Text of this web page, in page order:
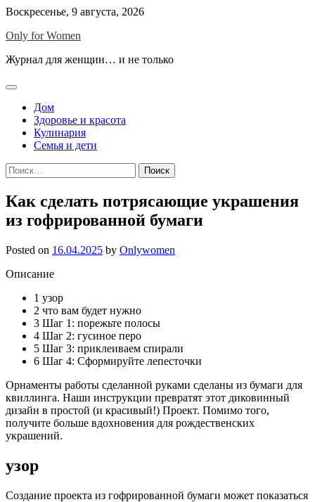
Skip
content
Воскресенье, 9 августа, 2026
Only for Women
Журнал для женщин… и не только
Дом
Здоровье и красота
Кулинария
Семья и дети
Найти:
Как сделать потрясающие украшения
из гофрированной бумаги
Posted on 16.04.2025 by Onlywomen
Описание
1 узор
2 что вам будет нужно
3 Шаг 1: порежьте полосы
4 Шаг 2: гусиное перо
5 Шаг 3: приклеиваем спирали
6 Шаг 4: Сформируйте лепесточки
Орнаменты работы сделанной руками сделаны из бумаги для
квиллинга. Наши инструкции превратят этот диковинный
дизайн в простой (и красивый!) Проект. Помимо того,
получите больше вдохновения для рождественских
украшений.
узор
Создание проекта из гофрированной бумаги может показаться